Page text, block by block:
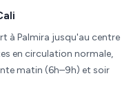
à Palmira jusqu'au centre
en circulation normale,
matin (6h–9h) et soir